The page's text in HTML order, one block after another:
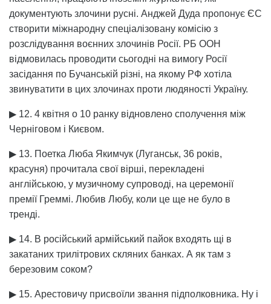
документують злочини русні. Анджей Дуда пропонує ЄС
створити міжнародну спеціалізовану комісію з
розслідування воєнних злочинів Росії. РБ ООН
відмовилась проводити сьогодні на вимогу Росії
засідання по Бучанській різні, на якому РФ хотіла
звинуватити в цих злочинах проти людяності Україну.
▶ 12. 4 квітня о 10 ранку відновлено сполучення між
Черніговом і Києвом.
▶ 13. Поетка Люба Якимчук (Луганськ, 36 років,
красуня) прочитала свої вірші, перекладені
англійською, у музичному супроводі, на церемонії
премії Греммі. Любив Любу, коли це ще не було в
тренді.
▶ 14. В російський армійський пайок входять щі в
закатаних трилітрових скляних банках. А як там з
березовим соком?
▶ 15. Арестовичу присвоїли звання підполковника. Ну і